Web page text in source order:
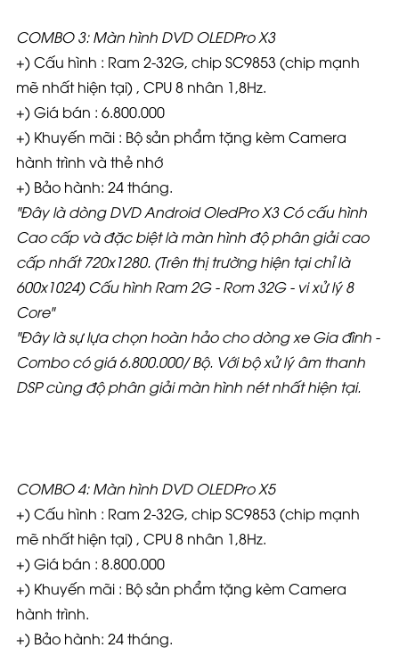
COMBO 3: Màn hình DVD OLEDPro X3
+) Cấu hình : Ram 2-32G, chip SC9853 (chip mạnh
mẽ nhất hiện tại) , CPU 8 nhân 1,8Hz.
+) Giá bán : 6.800.000
+) Khuyến mãi : Bộ sản phẩm tặng kèm Camera
hành trình và thẻ nhớ
+) Bảo hành: 24 tháng.
"Đây là dòng DVD Android OledPro X3 Có cấu hình
Cao cấp và đặc biệt là màn hình độ phân giải cao
cấp nhất 720x1280. (Trên thị trường hiện tại chỉ là
600x1024) Cấu hình Ram 2G - Rom 32G - vi xử lý 8
Core"
"Đây là sự lựa chọn hoàn hảo cho dòng xe Gia đình -
Combo có giá 6.800.000/ Bộ. Với bộ xử lý âm thanh
DSP cùng độ phân giải màn hình nét nhất hiện tại.
COMBO 4: Màn hình DVD OLEDPro X5
+) Cấu hình : Ram 2-32G, chip SC9853 (chip mạnh
mẽ nhất hiện tại) , CPU 8 nhân 1,8Hz.
+) Giá bán : 8.800.000
+) Khuyến mãi : Bộ sản phẩm tặng kèm Camera
hành trình.
+) Bảo hành: 24 tháng.